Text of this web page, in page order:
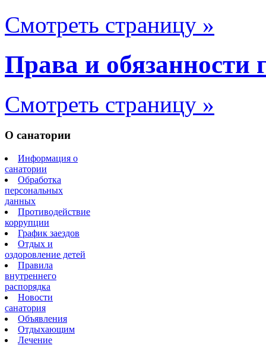
Смотреть страницу »
Права и обязанности
Смотреть страницу »
О санатории
Информация о
санатории
Обработка
персональных
данных
Противодействие
коррупции
График заездов
Отдых и
оздоровление детей
Правила
внутреннего
распорядка
Новости
санатория
Объявления
Отдыхающим
Лечение